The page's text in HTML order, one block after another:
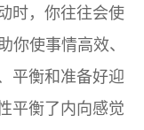
时，你往往会使
你使事情高效、
平衡和准备好迎
平衡了内向感觉